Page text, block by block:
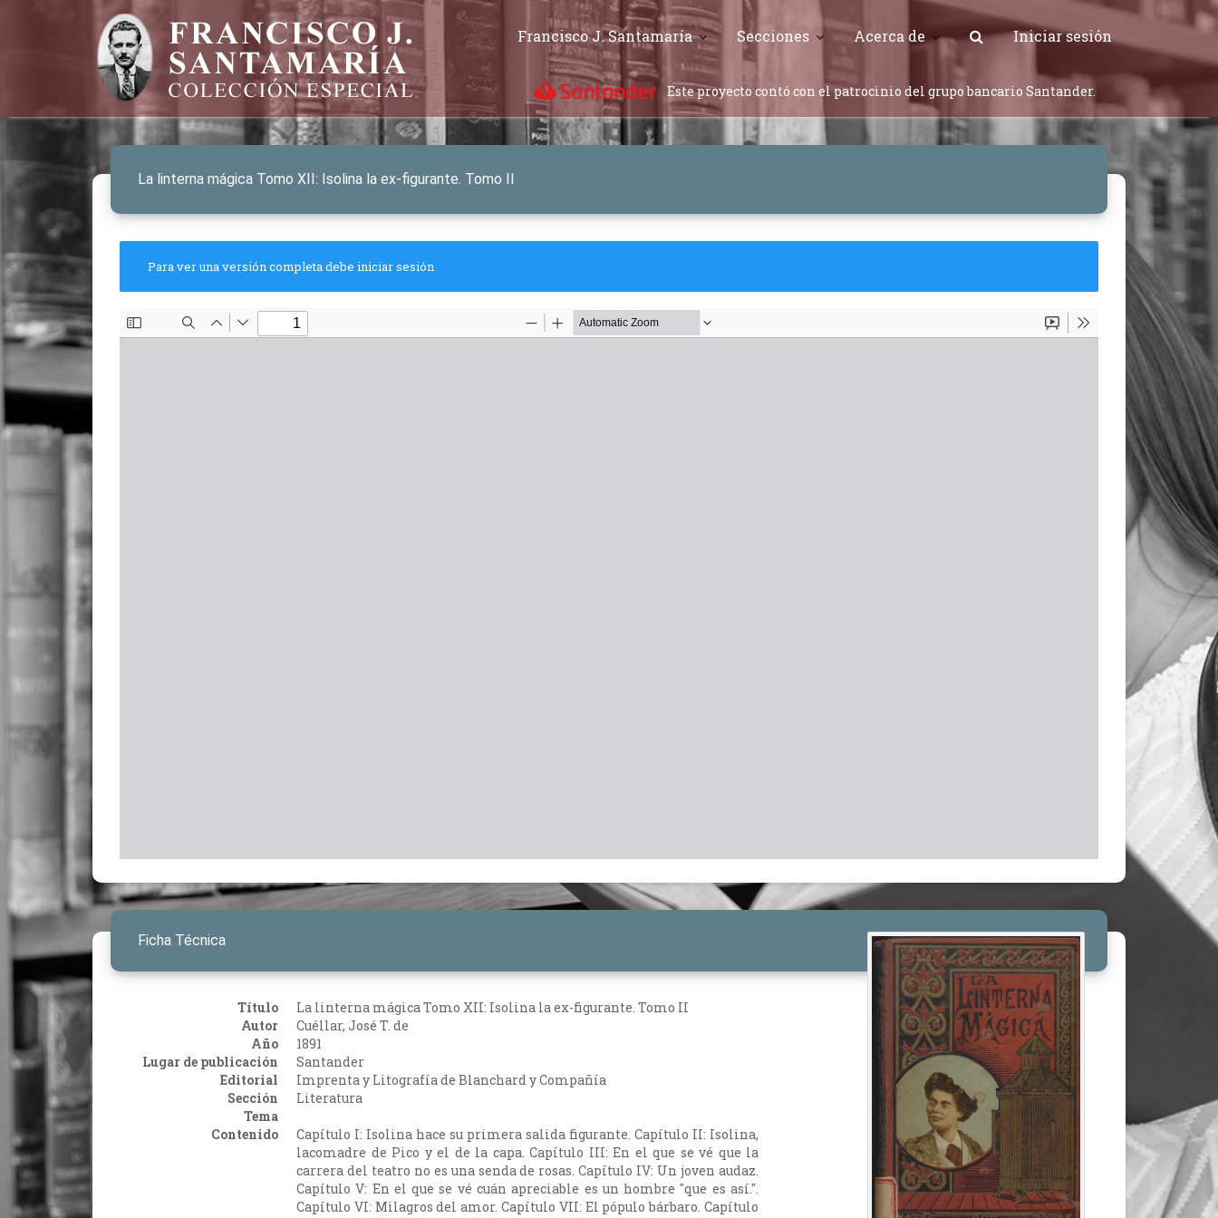
Francisco J. Santamaría Secciones Acerca de Iniciar sesión
Este proyecto contó con el patrocinio del grupo bancario Santander.
La linterna mágica Tomo XII: Isolina la ex-figurante. Tomo II
Para ver una versión completa debe iniciar sesión
Ficha Técnica
Título
La linterna mágica Tomo XII: Isolina la ex-figurante. Tomo II
Autor
Cuéllar, José T. de
Año
1891
Lugar de publicación
Santander
Editorial
Imprenta y Litografía de Blanchard y Compañía
Sección
Literatura
Tema
Contenido
Capítulo I: Isolina hace su primera salida figurante. Capítulo II: Isolina,
lacomadre de Pico y el de la capa. Capítulo III: En el que se vé que la
carrera del teatro no es una senda de rosas. Capítulo IV: Un joven audaz.
Capítulo V: En el que se vé cuán apreciable es un hombre "que es así.".
Capítulo VI: Milagros del amor. Capítulo VII: El pópulo bárbaro. Capítulo